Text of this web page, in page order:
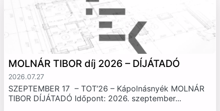
MOLNÁR TIBOR díj 2026 – DÍJÁTADÓ
2026.07.27
SZEPTEMBER 17 – TOT’26 – Kápolnásnyék MOLNÁR
TIBOR DÍJÁTADÓ Időpont: 2026. szeptember...